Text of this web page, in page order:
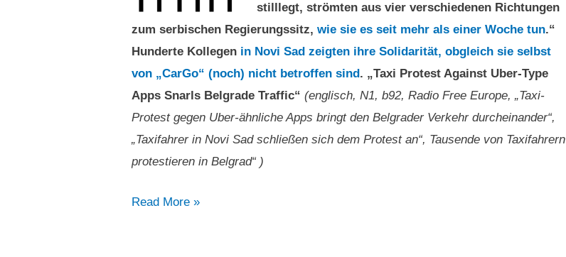
stilllegt, strömten aus vier verschiedenen Richtungen
zum serbischen Regierungssitz,wie sie es seit mehr als einer Woche tun.“
Hunderte Kollegen in Novi Sad zeigten ihre Solidarität, obgleich sie selbst
von „CarGo“ (noch) nicht betroffen sind . „Taxi Protest Against Uber-Type
Apps Snarls Belgrade Traffic“ (englisch, N1, b92, Radio Free Europe, „Taxi-
Protest gegen Uber-ähnliche Apps bringt den Belgrader Verkehr durcheinander“,
„Taxifahrer in Novi Sad schließen sich dem Protest an“, Tausende von Taxifahrern
protestieren in Belgrad“ )
„Taxi-
Read More »